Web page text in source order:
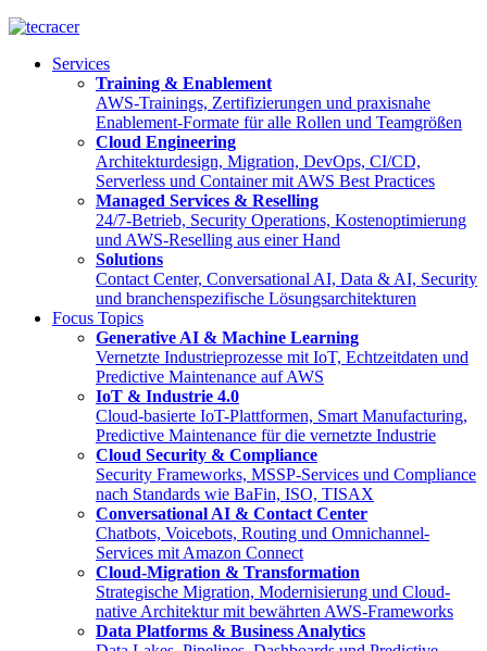
Services
Training & Enablement
AWS-Trainings, Zertifizierungen und praxisnahe
Enablement-Formate für alle Rollen und Teamgrößen
Cloud Engineering
Architekturdesign, Migration, DevOps, CI/CD,
Serverless und Container mit AWS Best Practices
Managed Services & Reselling
24/7-Betrieb, Security Operations, Kostenoptimierung
und AWS-Reselling aus einer Hand
Solutions
Contact Center, Conversational AI, Data & AI, Security
und branchenspezifische Lösungsarchitekturen
Focus Topics
Generative AI & Machine Learning
Vernetzte Industrieprozesse mit IoT, Echtzeitdaten und
Predictive Maintenance auf AWS
IoT & Industrie 4.0
Cloud-basierte IoT-Plattformen, Smart Manufacturing,
Predictive Maintenance für die vernetzte Industrie
Cloud Security & Compliance
Security Frameworks, MSSP-Services und Compliance
nach Standards wie BaFin, ISO, TISAX
Conversational AI & Contact Center
Chatbots, Voicebots, Routing und Omnichannel-
Services mit Amazon Connect
Cloud-Migration & Transformation
Strategische Migration, Modernisierung und Cloud-
native Architektur mit bewährten AWS-Frameworks
Data Platforms & Business Analytics